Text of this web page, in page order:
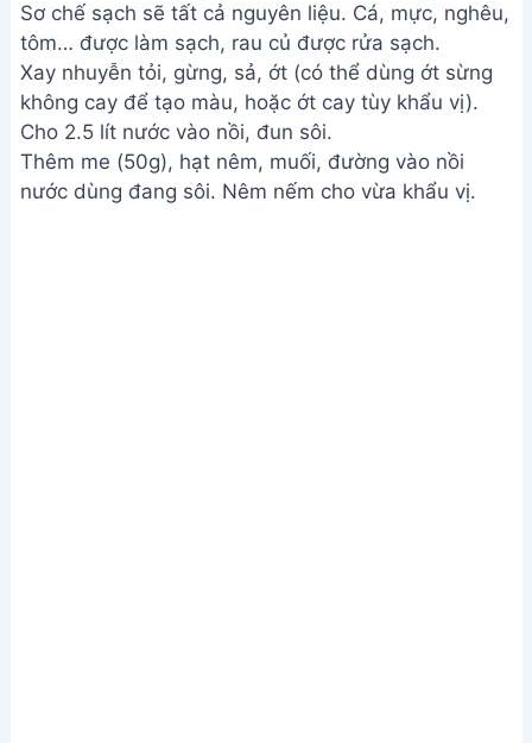
Sơ chế sạch sẽ tất cả nguyên liệu. Cá, mực, nghêu,
tôm… được làm sạch, rau củ được rửa sạch.
Xay nhuyễn tỏi, gừng, sả, ớt (có thể dùng ớt sừng
không cay để tạo màu, hoặc ớt cay tùy khẩu vị).
Cho 2.5 lít nước vào nồi, đun sôi.
Thêm me (50g), hạt nêm, muối, đường vào nồi
nước dùng đang sôi. Nêm nếm cho vừa khẩu vị.